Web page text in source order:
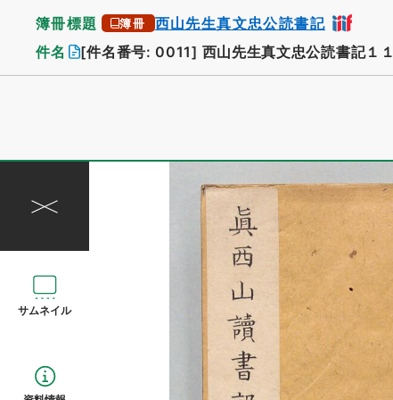
簿冊標題 簿冊 西山先生真文忠公読書記
件名 [件名番号: 0011] 西山先生真文忠公読書記１１
サムネイル